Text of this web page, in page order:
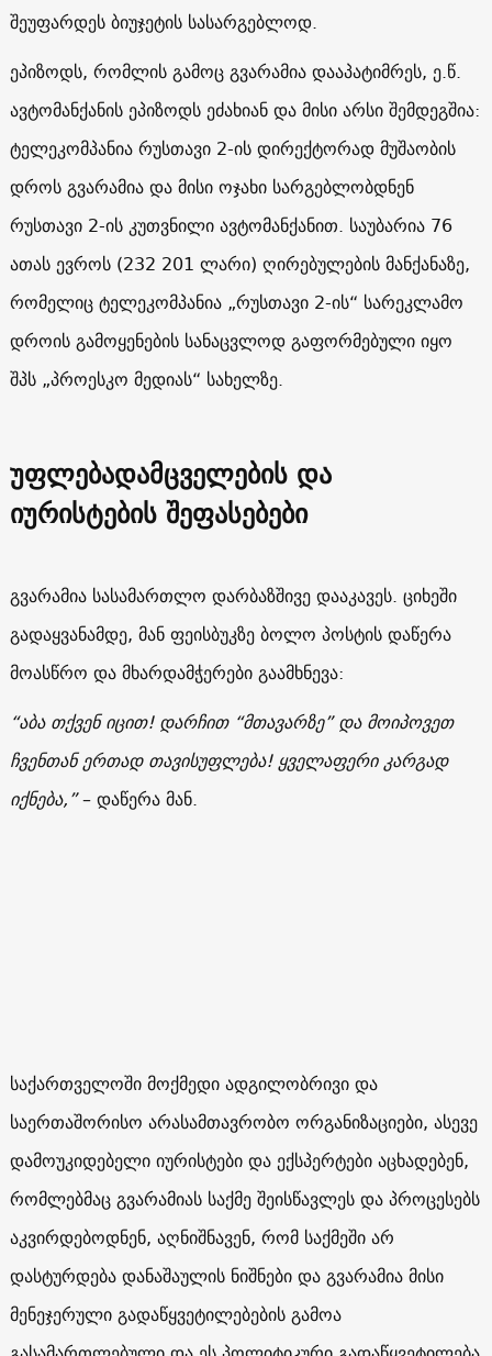
შეუფარდეს ბიუჯეტის სასარგებლოდ.
ეპიზოდს, რომლის გამოც გვარამია დააპატიმრეს, ე.წ.
ავტომანქანის ეპიზოდს ეძახიან და მისი არსი შემდეგშია:
ტელეკომპანია რუსთავი 2-ის დირექტორად მუშაობის
დროს გვარამია და მისი ოჯახი სარგებლობდნენ
რუსთავი 2-ის კუთვნილი ავტომანქანით. საუბარია 76
ათას ევროს (232 201 ლარი) ღირებულების მანქანაზე,
რომელიც ტელეკომპანია „რუსთავი 2-ის“ სარეკლამო
დროის გამოყენების სანაცვლოდ გაფორმებული იყო
შპს „პროესკო მედიას“ სახელზე.
უფლებადამცველების და
იურისტების შეფასებები
გვარამია სასამართლო დარბაზშივე დააკავეს. ციხეში
გადაყვანამდე, მან ფეისბუკზე ბოლო პოსტის დაწერა
მოასწრო და მხარდამჭერები გაამხნევა:
“აბა თქვენ იცით! დარჩით “მთავარზე” და მოიპოვეთ
ჩვენთან ერთად თავისუფლება! ყველაფერი კარგად
იქნება,”– დაწერა მან.
საქართველოში მოქმედი ადგილობრივი და
საერთაშორისო არასამთავრობო ორგანიზაციები, ასევე
დამოუკიდებელი იურისტები და ექსპერტები აცხადებენ,
რომლებმაც გვარამიას საქმე შეისწავლეს და პროცესებს
აკვირდებოდნენ, აღნიშნავენ, რომ საქმეში არ
დასტურდება დანაშაულის ნიშნები და გვარამია მისი
მენეჯერული გადაწყვეტილებების გამოა